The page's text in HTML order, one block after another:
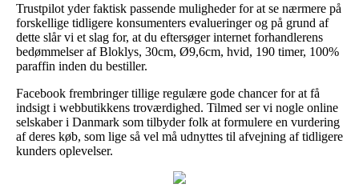
Trustpilot yder faktisk passende muligheder for at se nærmere på
forskellige tidligere konsumenters evalueringer og på grund af
dette slår vi et slag for, at du eftersøger internet forhandlerens
bedømmelser af Bloklys, 30cm, Ø9,6cm, hvid, 190 timer, 100%
paraffin inden du bestiller.
Facebook frembringer tillige regulære gode chancer for at få
indsigt i webbutikkens troværdighed. Tilmed ser vi nogle online
selskaber i Danmark som tilbyder folk at formulere en vurdering
af deres køb, som lige så vel må udnyttes til afvejning af tidligere
kunders oplevelser.